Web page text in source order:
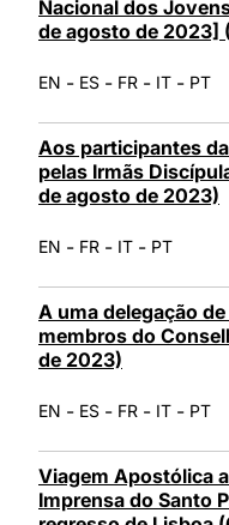
Nacional dos
de agosto de 2023]
EN - ES - FR - IT - PT
Aos participantes
pelas Irmãs
de agosto de 2023)
EN - FR - IT - PT
A uma delegação
membros do
de 2023)
EN - ES - FR - IT - PT
Viagem Apostólica
Imprensa do Santo